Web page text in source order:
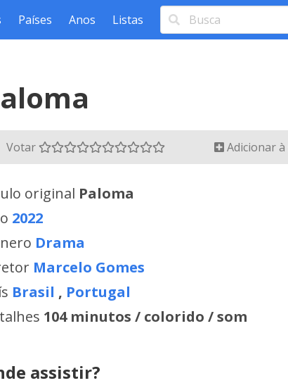
Países Anos Listas
Votar Adicionar à
original Paloma
2022
Drama
Marcelo Gomes
Brasil , Portugal
104 minutos / colorido / som
assistir?